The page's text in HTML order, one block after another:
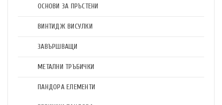
ОСНОВИ ЗА ПРЪСТЕНИ
ВИНТИДЖ ВИСУЛКИ
ЗАВЪРШВАЩИ
МЕТАЛНИ ТРЪБИЧКИ
ПАНДОРА ЕЛЕМЕНТИ